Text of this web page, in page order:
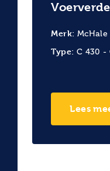
Merk: McHale
Type: C 430 -
Lees